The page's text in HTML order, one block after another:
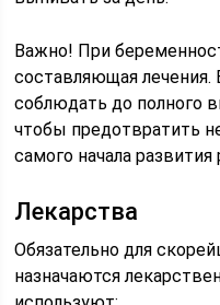
Важно! При
составляющая лечения.
соблюдать до полного
чтобы предотвратить
самого начала
Лекарства
Обязательно для
назначаются